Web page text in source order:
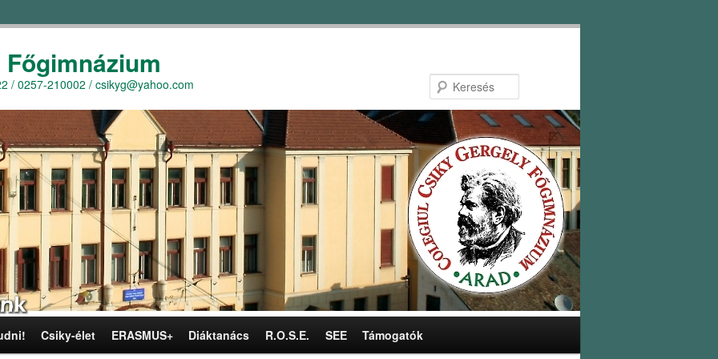
/ 0257-210002 / csikyg@yahoo.com
Csiky-élet ERASMUS+ Diáktanács R.O.S.E. SEE Támogatók